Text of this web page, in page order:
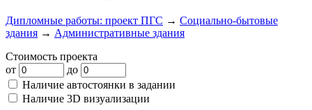
Дипломные работы: проект ПГС → Социально-бытовые
здания → Административные здания
Стоимость проекта
от
до
Наличие автостоянки в задании
Наличие 3D визуализации